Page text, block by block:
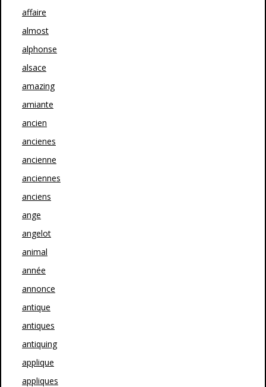
affaire
almost
alphonse
alsace
amazing
amiante
ancien
ancienes
ancienne
anciennes
anciens
ange
angelot
animal
année
annonce
antique
antiques
antiquing
applique
appliques